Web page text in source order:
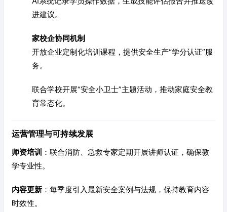
进建议。
家校企协同机制
开放企业定制化培训课程，提供安全生产“学分认证”服
务。
联合学校开展“安全小卫士”主题活动，推动家庭安全教
育常态化。
运营管理与可持续发展
师资培训 ：联合消防、急救专家定期开展讲师认证，确保教
学专业性。
内容更新 ：每季度引入最新安全案例与法规，保持教育内容
时效性。